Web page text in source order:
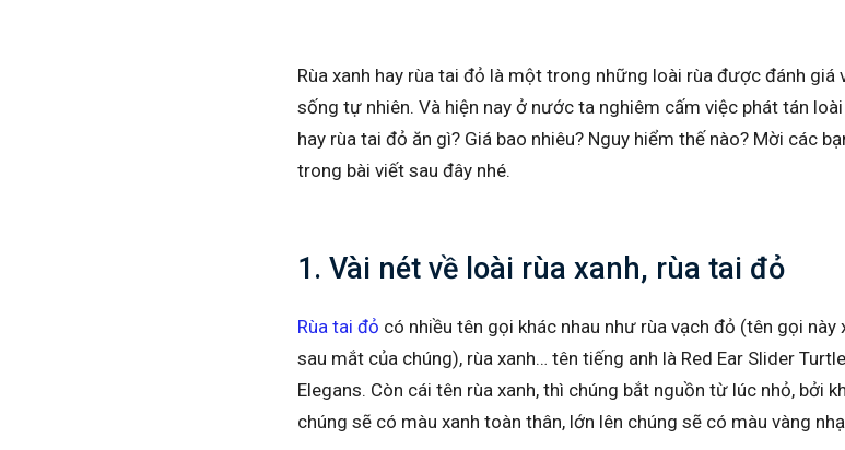
Rùa xanh hay rùa tai đỏ là một trong những loài rùa được đánh
sống tự nhiên. Và hiện nay ở nước ta nghiêm cấm việc phát tán
hay rùa tai đỏ ăn gì? Giá bao nhiêu? Nguy hiểm thế nào? Mời các
trong bài viết sau đây nhé.
1. Vài nét về loài rùa xanh, rùa tai đỏ
Rùa tai đỏ có nhiều tên gọi khác nhau như rùa vạch đỏ (tên gọi
sau mắt của chúng), rùa xanh… tên tiếng anh là Red Ear Slider
Elegans. Còn cái tên rùa xanh, thì chúng bắt nguồn từ lúc nhỏ, bởi
chúng sẽ có màu xanh toàn thân, lớn lên chúng sẽ có màu vàng